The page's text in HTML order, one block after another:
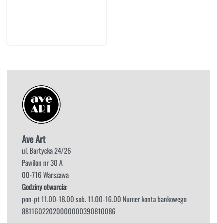
Ave Art
ul. Bartycka 24/26
Pawilon nr 30 A
00-716 Warszawa
Godziny otwarcia:
pon-pt 11.00-18.00 sob. 11.00-16.00 Numer konta bankowego
88116022020000000390810086